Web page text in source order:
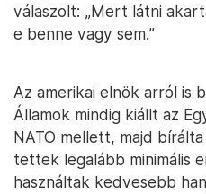
válaszolt: „Mert látni
e benne vagy sem.”
Az amerikai elnök arról is
Államok mindig kiállt az
NATO mellett, majd
tettek legalább minimális
használtak kedvesebb